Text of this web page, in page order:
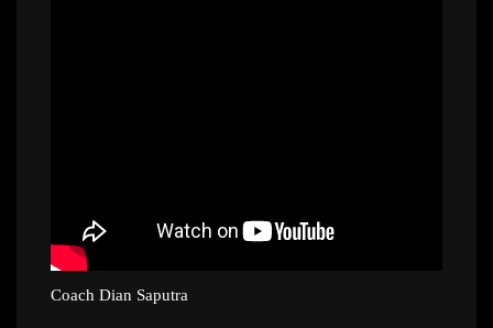
Coach Dian Saputra